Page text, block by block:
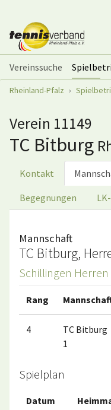
Vereinssuche
Sie sind hier:
Rheinland-Pfalz
Verein 11149
TC Bitburg
Kontakt
Begegnungen
Mannschaft
TC Bitburg,
Schillingen Herren
Rang
4
TC Bitburg
1
Spielplan
Datum